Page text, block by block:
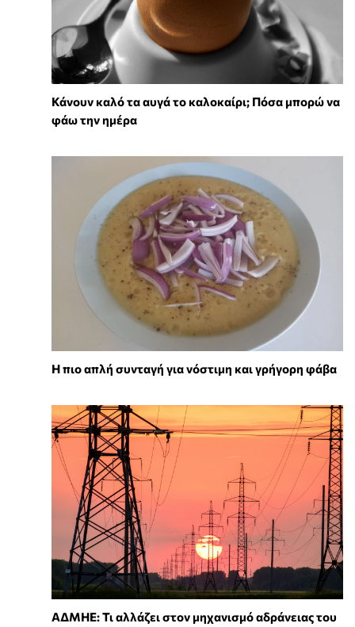
Κάνουν καλό τα αυγά το καλοκαίρι; Πόσα μπορώ να
φάω την ημέρα
Η πιο απλή συνταγή για νόστιμη και γρήγορη φάβα
ΑΔΜΗΕ: Τι αλλάζει στον μηχανισμό αδράνειας του